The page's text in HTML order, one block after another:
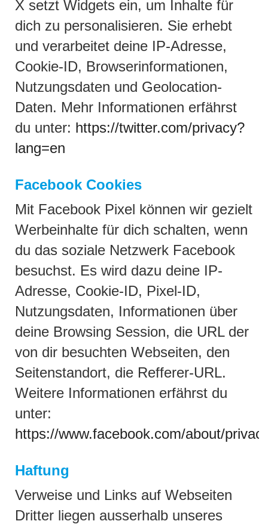
X setzt Widgets ein, um Inhalte für
dich zu personalisieren. Sie erhebt
und verarbeitet deine IP-Adresse,
Cookie-ID, Browserinformationen,
Nutzungsdaten und Geolocation-
Daten. Mehr Informationen erfährst
du unter: https://twitter.com/privacy?
lang=en
Facebook Cookies
Mit Facebook Pixel können wir gezielt
Werbeinhalte für dich schalten, wenn
du das soziale Netzwerk Facebook
besuchst. Es wird dazu deine IP-
Adresse, Cookie-ID, Pixel-ID,
Nutzungsdaten, Informationen über
deine Browsing Session, die URL der
von dir besuchten Webseiten, den
Seitenstandort, die Refferer-URL.
Weitere Informationen erfährst du
unter:
https://www.facebook.com/about/
Haftung
Verweise und Links auf Webseiten
Dritter liegen ausserhalb unseres